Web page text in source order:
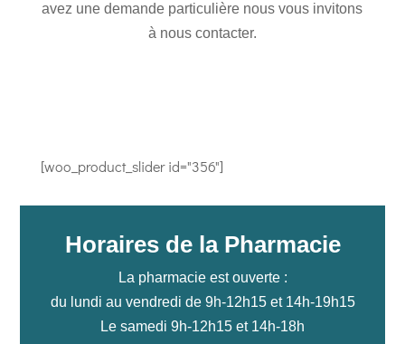
avez une demande particulière nous vous invitons
à nous contacter.
[woo_product_slider id="356"]
Horaires de la Pharmacie
La pharmacie est ouverte :
du lundi au vendredi de 9h-12h15 et 14h-19h15
Le samedi 9h-12h15 et 14h-18h